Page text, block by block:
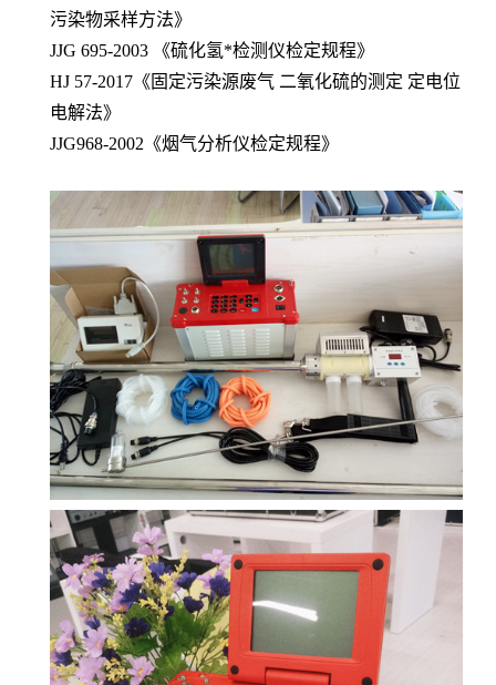
污染物采样方法》
JJG 695-2003
《硫化氢*检测仪检定规程》
HJ 57-2017 《固定污染源废气 二氧化硫的测定 定电位
电解法》
JJG968-2002 《烟气分析仪检定规程》